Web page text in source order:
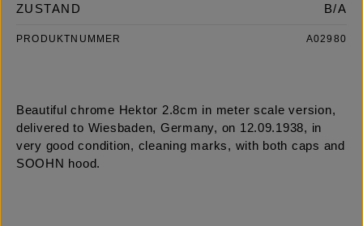
ZUSTAND B/A
PRODUKTNUMMER A02980
Beautiful chrome Hektor 2.8cm in meter scale version,
delivered to Wiesbaden, Germany, on 12.09.1938, in
very good condition, cleaning marks, with both caps and
SOOHN hood.